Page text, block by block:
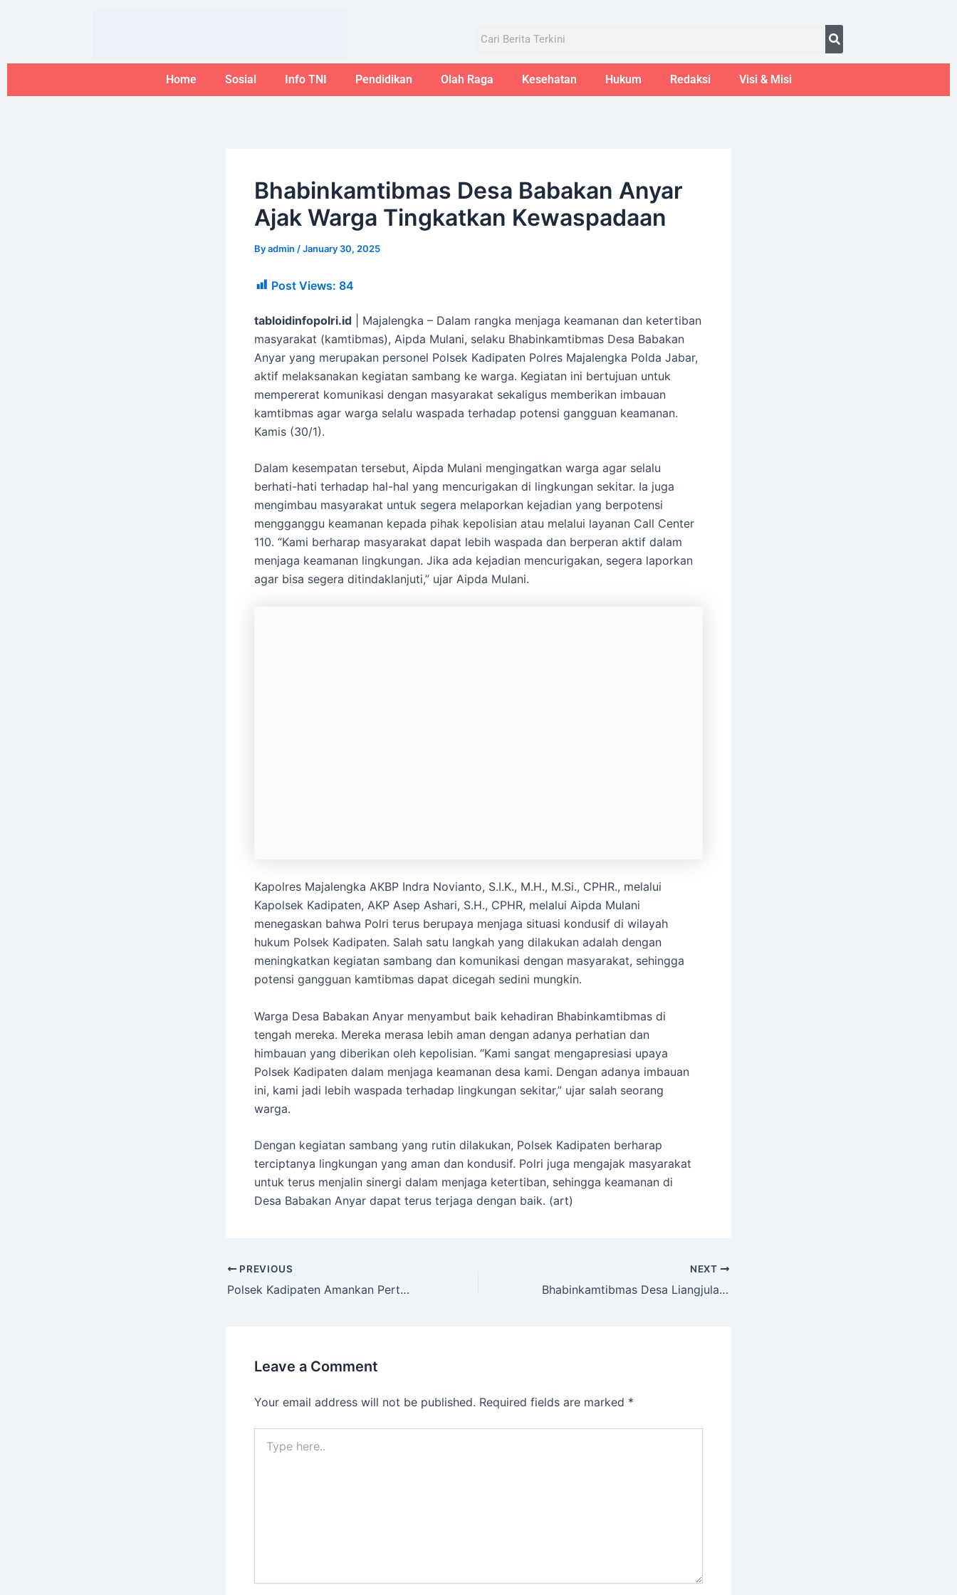
Home Sosial Info TNI Pendidikan Olah Raga Kesehatan Hukum Redaksi Visi & Misi
Bhabinkamtibmas Desa Babakan Anyar
Ajak Warga Tingkatkan Kewaspadaan
Byadmin /January 30, 2025
Post Views: 84
tabloidinfopolri.id | Majalengka – Dalam rangka menjaga keamanan dan ketertiban
masyarakat (kamtibmas), Aipda Mulani, selaku Bhabinkamtibmas Desa Babakan
Anyar yang merupakan personel Polsek Kadipaten Polres Majalengka Polda Jabar,
aktif melaksanakan kegiatan sambang ke warga. Kegiatan ini bertujuan untuk
mempererat komunikasi dengan masyarakat sekaligus memberikan imbauan
kamtibmas agar warga selalu waspada terhadap potensi gangguan keamanan.
Kamis (30/1).
Dalam kesempatan tersebut, Aipda Mulani mengingatkan warga agar selalu
berhati-hati terhadap hal-hal yang mencurigakan di lingkungan sekitar. Ia juga
mengimbau masyarakat untuk segera melaporkan kejadian yang berpotensi
mengganggu keamanan kepada pihak kepolisian atau melalui layanan Call Center
110. “Kami berharap masyarakat dapat lebih waspada dan berperan aktif dalam
menjaga keamanan lingkungan. Jika ada kejadian mencurigakan, segera laporkan
agar bisa segera ditindaklanjuti,” ujar Aipda Mulani.
Kapolres Majalengka AKBP Indra Novianto, S.I.K., M.H., M.Si., CPHR., melalui
Kapolsek Kadipaten, AKP Asep Ashari, S.H., CPHR, melalui Aipda Mulani
menegaskan bahwa Polri terus berupaya menjaga situasi kondusif di wilayah
hukum Polsek Kadipaten. Salah satu langkah yang dilakukan adalah dengan
meningkatkan kegiatan sambang dan komunikasi dengan masyarakat, sehingga
potensi gangguan kamtibmas dapat dicegah sedini mungkin.
Warga Desa Babakan Anyar menyambut baik kehadiran Bhabinkamtibmas di
tengah mereka. Mereka merasa lebih aman dengan adanya perhatian dan
himbauan yang diberikan oleh kepolisian. “Kami sangat mengapresiasi upaya
Polsek Kadipaten dalam menjaga keamanan desa kami. Dengan adanya imbauan
ini, kami jadi lebih waspada terhadap lingkungan sekitar,” ujar salah seorang
warga.
Dengan kegiatan sambang yang rutin dilakukan, Polsek Kadipaten berharap
terciptanya lingkungan yang aman dan kondusif. Polri juga mengajak masyarakat
untuk terus menjalin sinergi dalam menjaga ketertiban, sehingga keamanan di
Desa Babakan Anyar dapat terus terjaga dengan baik. (art)
PREVIOUS
Polsek Kadipaten Amankan Pertunjukan Barongsai di Toserba Surya Sambut Imlek 2576
NEXT
Bhabinkamtibmas Desa Liangjulang Ajak Peternak Tingkatkan Kewaspadaan terhadap Keamanan Lingkungan
Leave a Comment
Your email address will not be published. Required fields are marked *
here..